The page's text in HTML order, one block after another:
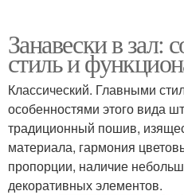
Занавески в зал:
стиль и
Классический. Главными
особенностями этого вида
традиционный пошив,
материала, гармония
пропорции, наличие
декоративных элементов.